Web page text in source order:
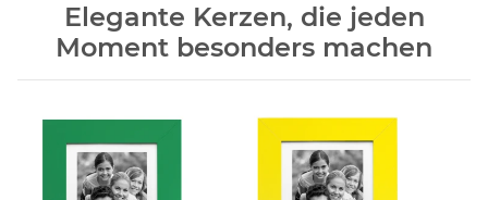
Elegante Kerzen, die jeden
Moment besonders machen